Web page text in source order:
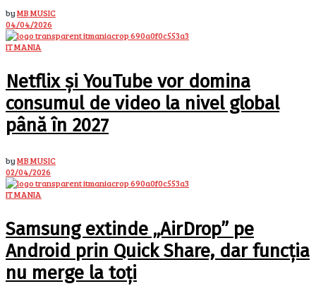
byMB MUSIC
04/04/2026
IT MANIA
Netflix și YouTube vor domina
consumul de video la nivel global
până în 2027
byMB MUSIC
02/04/2026
IT MANIA
Samsung extinde „AirDrop” pe
Android prin Quick Share, dar funcția
nu merge la toți